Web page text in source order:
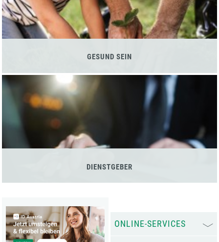
GESUND SEIN
DIENSTGEBER
ONLINE-SERVICES